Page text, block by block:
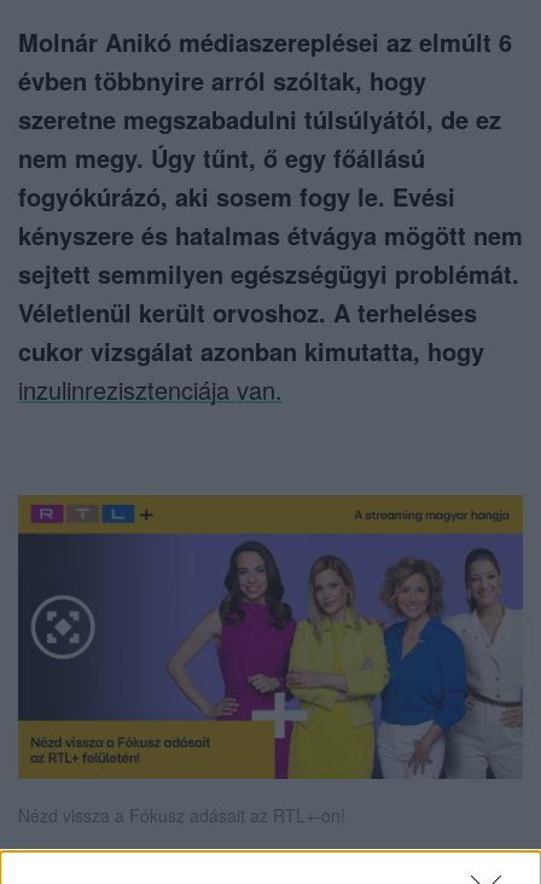
Molnár Anikó médiaszereplései az elmúlt 6
évben többnyire arról szóltak, hogy
szeretne megszabadulni túlsúlyától, de ez
nem megy. Úgy tűnt, ő egy főállású
fogyókúrázó, aki sosem fogy le. Evési
kényszere és hatalmas étvágya mögött nem
sejtett semmilyen egészségügyi problémát.
Véletlenül került orvoshoz. A terheléses
cukor vizsgálat azonban kimutatta, hogy
inzulinrezisztenciája van.
Nézd vissza a Fókusz adásait az RTL+-on!